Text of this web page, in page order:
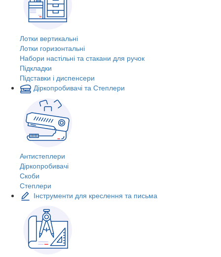
Лотки вертикальні
Лотки горизонтальні
Набори настільні та стакани для ручок
Підкладки
Підставки і диспенсери
Діркопробивачі та Степлери
Антистеплери
Діркопробивачі
Скоби
Степлери
Інструменти для креслення та письма